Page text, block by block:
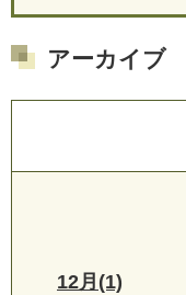
アーカイブ
12月(1)